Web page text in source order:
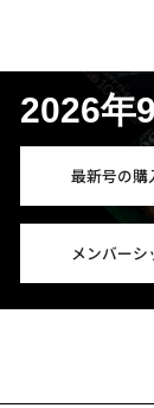
2026年
最新号の購
メンバーシ